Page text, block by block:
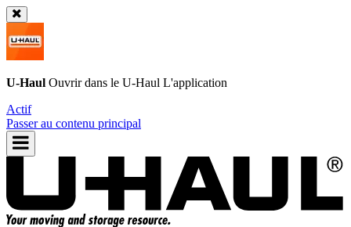
U-Haul Ouvrir dans le U-Haul L'application
Actif
Passer au contenu principal